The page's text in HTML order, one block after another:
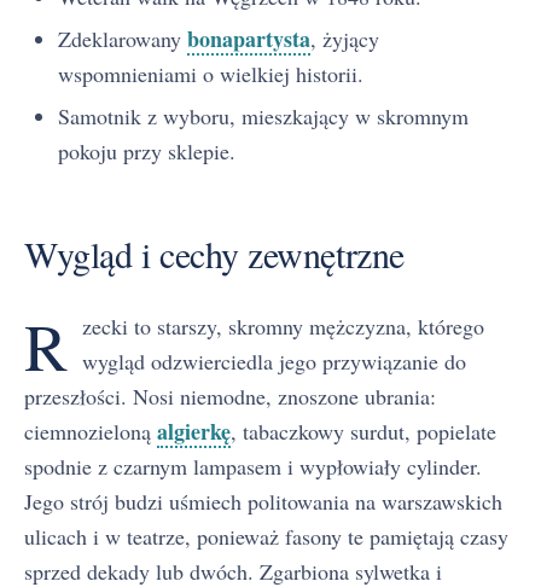
Zdeklarowany bonapartysta, żyjący
wspomnieniami o wielkiej historii.
Samotnik z wyboru, mieszkający w skromnym
pokoju przy sklepie.
Wygląd i cechy zewnętrzne
R zecki to starszy, skromny mężczyzna, którego
wygląd odzwierciedla jego przywiązanie do
przeszłości. Nosi niemodne, znoszone ubrania:
ciemnozieloną algierkę, tabaczkowy surdut, popielate
spodnie z czarnym lampasem i wypłowiały cylinder.
Jego strój budzi uśmiech politowania na warszawskich
ulicach i w teatrze, ponieważ fasony te pamiętają czasy
sprzed dekady lub dwóch. Zgarbiona sylwetka i